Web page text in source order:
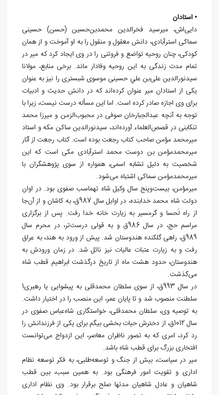
• استادان
دایی‌اش، میرسید فخرالدین محمدبن‌حسین (حسن) حسینی
سماکی استرآبادی، دانش معقول و منقول را به او آموخت و از همان
کودکی، چنان روحیه تواضع و فروتنی را در وی ایجاد کرد که میر در
تمام مدت زندگی به این روحیه وفادار ماند. برخی منابع، مولانا
سیدنورالدین علی‌بن علي حسینی موسوی شبستری را نیز به عنوان
یکی از استادان میر عنوان کرده‌اند که در دانش حدیث و ادبیات
برای وی اجازه صادر کرده است. اما این مسأله درست نیست، زیرا با
توجه به آنچه عبدالجبارخان صوفی در محبوب‌الزمن و میرزا محمد
تنکابنی در قصص‌العلماء آورده‌اند، سیدنورالدین ساکن مکه و استاد
میرمحمد مؤمن صاحب کتاب رجعت بوده است. کتاب رجعت از آثار
میرمحمدمؤمن بن دوست محمد استرآبادی مکی است که این
شخصیت به دلیل تشابه اسمی، همواره از سوی پژوهشگران با
میرمحمدمؤمن سماکی اشتباه می‌شود.
میرمؤمن، بیست‌و‌پنج سال وکیل شاه تهماسب صفوی بود. در اوان
دولت شاه محمد خدابنده، در اوایل سال 987ق، به کاشان و از آن‌جا
از راه لَحسا و گرمسیر به زیارت خانه خدا رفت. پس از برگزاری
مراسم حج، در سال 986ق و به قولی درست‌تر، در محرم سال
989ق، راهی گلکنده هندوستان شد. پیش از ورود به هند، به عراق
رفت و به زیارت عتبات عالیات نیز نائل شد. در زمان ورودش به
هندوستان، حدود هشت ماه از تاریخ درگذشت ابراهیم قطب شاه
می‌گذشت.
در سال 993ق، از سوی سلطان محمدقلی به پیشوایی یا رهبری1
سلطنت منصوب شد و تا پایان عمر، این منصب را در اختیار داشت.
به توصیه وی، سلطان محمدقلی، خواستگاری شاه‌عباس صفوی در
سال 1012ق، از دخترش حیات بخشی بیگم برای یکی از فرزندانش را
رد کرد، امری که به تصور ناظران معاصر، این ازدواج می‌توانست
افتخاری بزرگ برای قطب شاه باشد.
میر در سیاست، بیش از جنگ و توسعه‌طلبی، به فکر توسعه نظام
اداری و تقویت امور فرهنگی بود. به همین سبب، بین قطب
شاهیان و عادل شاهیان مدت‎ها صلح برقرار بود. وی نظام‏ اداری